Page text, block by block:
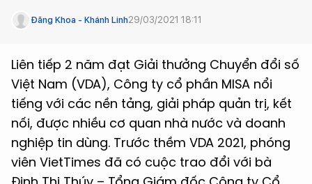
Đăng Khoa - Khánh Linh29/03/2021 18:11
Liên tiếp 2 năm đạt Giải thưởng Chuyển đổi số
Việt Nam (VDA), Công ty cổ phần MISA nổi
tiếng với các nền tảng, giải pháp quản trị, kết
nối, được nhiều cơ quan nhà nước và doanh
nghiệp tin dùng. Trước thềm VDA 2021, phóng
viên VietTimes đã có cuộc trao đổi với bà